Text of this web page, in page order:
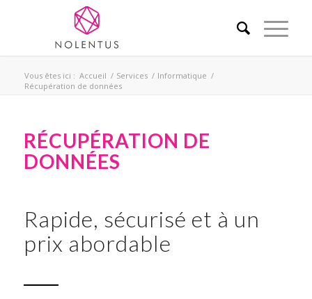
Vous êtes ici : Accueil / Services / Informatique /
Récupération de données
RÉCUPÉRATION DE
DONNÉES
Rapide, sécurisé et à un
prix abordable